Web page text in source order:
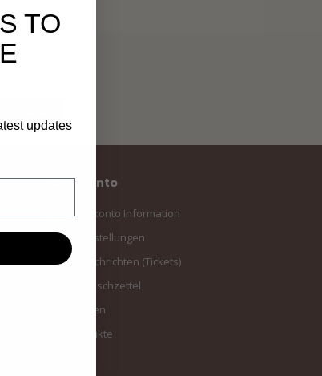
Mein Konto
Benutzerkonto Information
Meine Bestellungen
Meine Nachrichten (Tickets)
Mein Wunschzettel
Vergleichen
Alle Produkte
TO
updates